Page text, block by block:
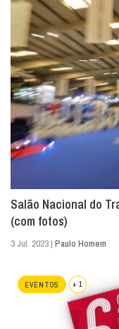
Salão Nacional do
(com fotos)
3 Jul. 2023 | Paulo Homem
EVENTOS + 1